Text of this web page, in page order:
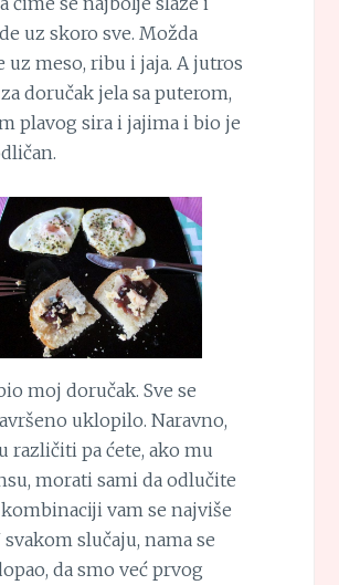
uz skoro sve. Možda
uz meso, ribu i jaja. A jutros
doručak jela sa puterom,
plavog sira i jajima i bio je
moj doručak. Sve se
uklopilo. Naravno,
različiti pa ćete, ako mu
morati sami da odlučite
vam se najviše
svakom slučaju, nama se
da smo već prvog